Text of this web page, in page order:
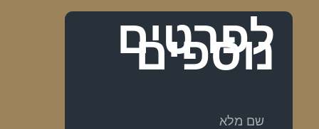
לפרטים
נוספים